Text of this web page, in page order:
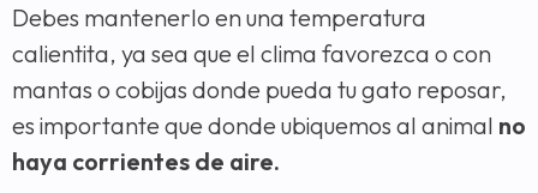
Debes mantenerlo en una temperatura
calientita, ya sea que el clima favorezca o con
mantas o cobijas donde pueda tu gato reposar,
es importante que donde ubiquemos al animal no
haya corrientes de aire.